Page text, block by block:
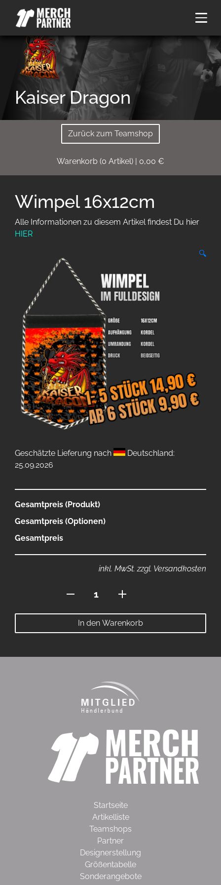
Kaiser Dragon
Zurück zum Teamshop
Warenkorb (0 Artikel) | 0,00 €
Wimpel 16x12cm
Alle Informationen zu diesem Artikel findest Du hier
HIER
🔍
Geschätzte Lieferung nach
Deutschland:
25.09.2026
Gesamtpreis (Produkt)
Gesamtpreis (Optionen)
Gesamtpreis
inkl. MwSt. zzgl. Versandkosten
16x12cm
Menge
In den Warenkorb
Startseite
Artikelliste
Teamshops
Partner
Designerstellung
Größentabelle
Sonderangebote